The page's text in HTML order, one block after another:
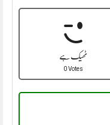
ٹھیک ہے
0 Votes